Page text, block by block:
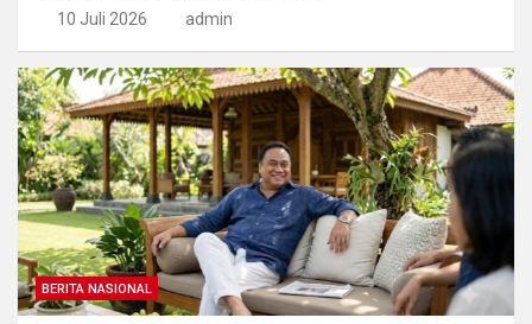
10 Juli 2026 admin
BERITA NASIONAL